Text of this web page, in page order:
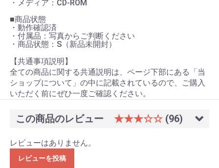
・メディア：CD-ROM
■商品状態
・動作確認済
・付属品：写真からご判断ください
・商品状態：S（新品未開封）
【共通事項説明】
全ての商品に関する共通説明は、ページ下部にある「当
ショップについて」の中に記載されているので、ご購入
いただく前にぜひ一度ご確認ください。
この商品のレビュー ★★★☆☆ (96)
レビューはありません。
レビューを投稿